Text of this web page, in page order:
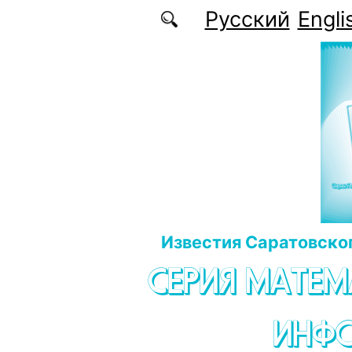
Перейти к основному содержаниюРусский
Известия
СЕРИЯ